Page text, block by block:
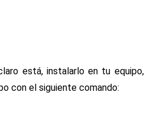
está, instalarlo en tu equipo,
con el siguiente comando: